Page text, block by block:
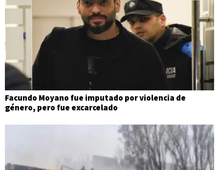
Facundo Moyano fue imputado por violencia de
género, pero fue excarcelado